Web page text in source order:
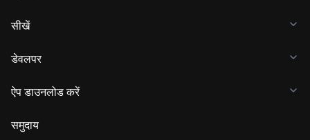
सीखें
डेवलपर
ऐप डाउनलोड करें
समुदाय